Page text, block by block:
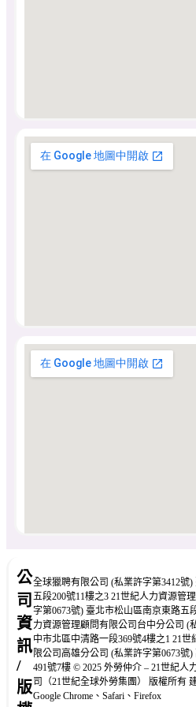
公
司
資
訊
/
版
全球獵聘有限公司 (私業許字第3412號
五段200號11樓之3 21世紀人力資源管
字第0673號) 臺北市松山區南京東路五
力資源管理顧問有限公司台中分公司 (
中市北區中清路一段369號4樓之1 21
限公司高雄分公司 (私業許字第0673號
491號7樓 © 2025 外勞仲介 – 21世紀人
司（21世紀全球外勞集團） 版權所有
Google Chrome、Safari、Firefox